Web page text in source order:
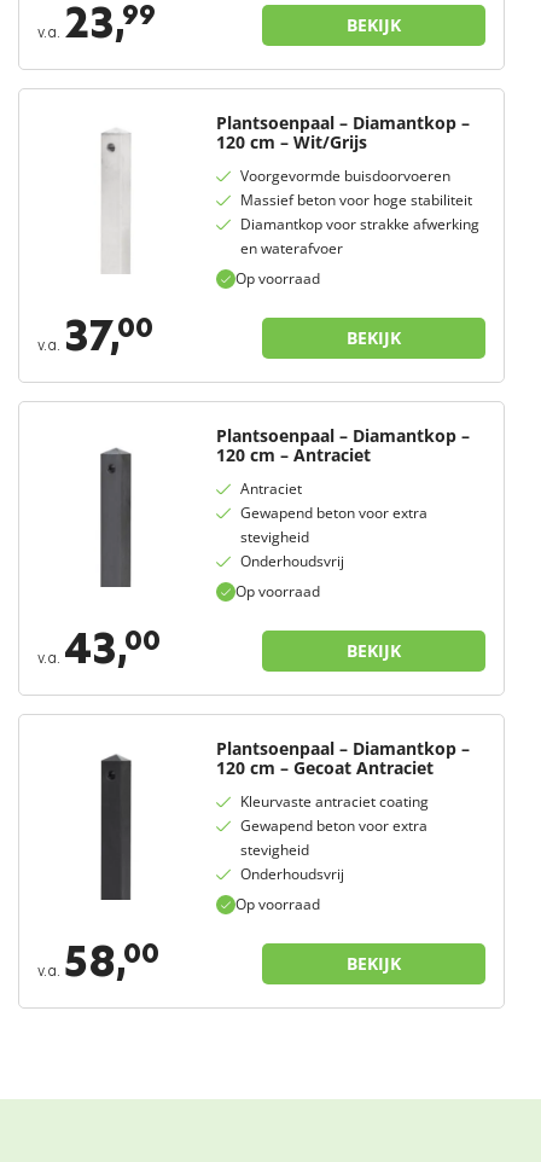
v.a. 23,99 BEKIJK
Op voorraad
Plantsoenpaal – Diamantkop –
120 cm – Wit/Grijs
Voorgevormde buisdoorvoeren
Massief beton voor hoge stabiliteit
Diamantkop voor strakke afwerking
en waterafvoer
v.a. 37,00 BEKIJK
Op voorraad
Plantsoenpaal – Diamantkop –
120 cm – Antraciet
Antraciet
Gewapend beton voor extra
stevigheid
Onderhoudsvrij
v.a. 43,00 BEKIJK
Op voorraad
Plantsoenpaal – Diamantkop –
120 cm – Gecoat Antraciet
Kleurvaste antraciet coating
Gewapend beton voor extra
stevigheid
Onderhoudsvrij
v.a. 58,00 BEKIJK